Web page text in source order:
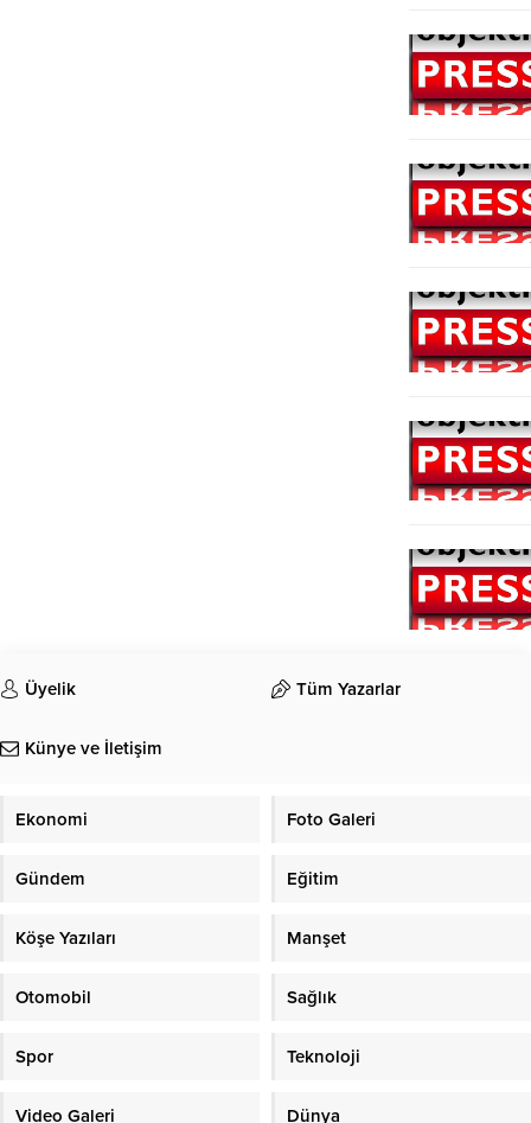
Üyelik Tüm Yazarlar
Künye ve İletişim
Ekonomi Foto Galeri
Gündem Eğitim
Köşe Yazıları Manşet
Otomobil Sağlık
Spor Teknoloji
Video Galeri Dünya